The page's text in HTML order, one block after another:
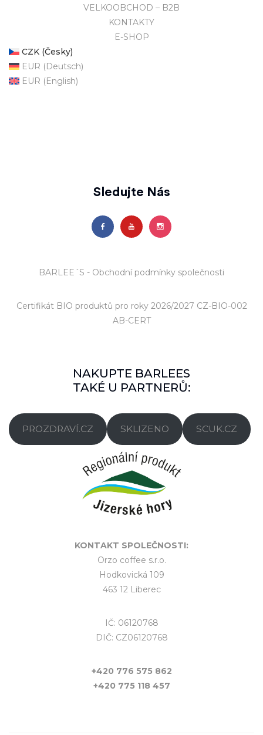
VELKOOBCHOD – B2B
KONTAKTY
E-SHOP
CZK (Česky)
EUR (Deutsch)
EUR (English)
Sledujte Nás
BARLEE´S - Obchodní podmínky společnosti
Certifikát BIO produktů pro roky 2026/2027 CZ-BIO-002
AB-CERT
NAKUPTE BARLEES
TAKÉ U PARTNERŮ:
PROZDRAVÍ.CZ SKLIZENO SCUK.CZ
KONTAKT SPOLEČNOSTI:
Orzo coffee s.r.o.
Hodkovická 109
463 12 Liberec
IČ: 06120768
DIČ: CZ06120768
+420 776 575 862
+420 775 118 457